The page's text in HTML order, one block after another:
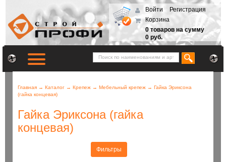
Войти
Регистрация
Корзина
0 товаров на сумму
0 руб.
Главная → Каталог → Крепеж → Мебельный крепеж → Гайка Эриксона
(гайка концевая)
Гайка Эриксона (гайка
концевая)
Фильтры